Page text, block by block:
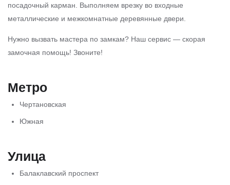
посадочный карман. Выполняем врезку во входные
металлические и межкомнатные деревянные двери.
Нужно вызвать мастера по замкам? Наш сервис — скорая
замочная помощь! Звоните!
Метро
Чертановская
Южная
Улица
Балаклавский проспект